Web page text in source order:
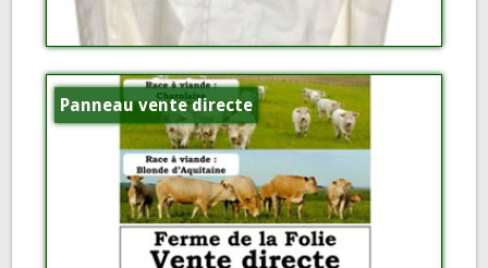
Panneau vente directe